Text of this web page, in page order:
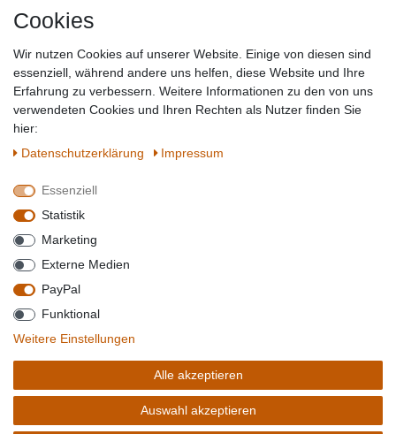
Topmarken
SICHER EINKAUFEN
QUALITÄT
BESUCHEN SIE UNS AUF
*Alle Preise verstehen sich inkl. MwSt. zzgl. Versandkosten. **Gilt für Lieferungen
innerhalb deutschlands, Lieferzeiten für andere Länder entnehmen Sie bitte der
Schaltfäche mit denVersandinformationen. *** Bei den ausgewiesenen Versandkosten
handelt es sich um die StandardVersandkostenfür Deutschland, diese ändern sich je
nach Auswahl Ihres Lieferlandes.
Copyright 2020 © Mega-Paradies GmbH | Alle Rechte vorbehalten.
Cookies
Wir nutzen Cookies auf unserer Website. Einige von diesen sind
essenziell, während andere uns helfen, diese Website und Ihre
Erfahrung zu verbessern. Weitere Informationen zu den von uns
verwendeten Cookies und Ihren Rechten als Nutzer finden Sie
hier:
Daten­schutz­erklärung
Impressum
Essenziell
Statistik
Marketing
Externe Medien
PayPal
Funktional
Weitere Einstellungen
Alle akzeptieren
Auswahl akzeptieren